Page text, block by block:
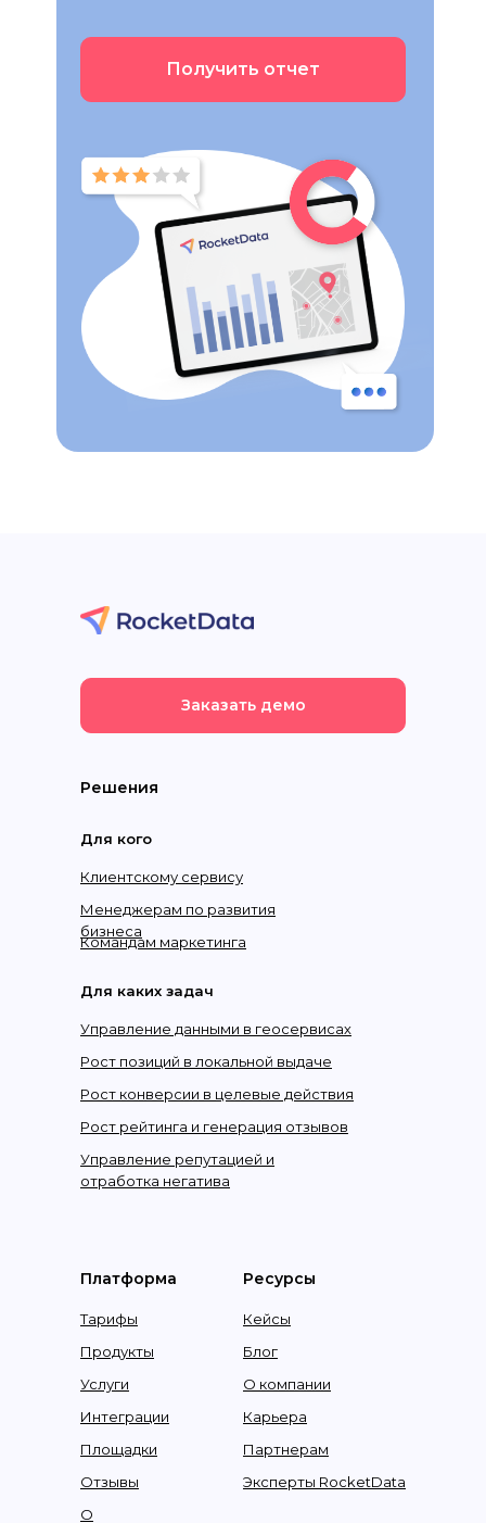
Получить отчет
Для кого
Клиентскому сервису
Командам маркетинга
Менеджерам по развития
бизнеса
Решения
Для каких задач
Управление данными в геосервисах
Управление репутацией и
отработка негатива
Рост позиций в локальной выдаче
Рост конверсии в целевые действия
Рост рейтинга и генерация отзывов
Ресурсы
О компании
Кейсы
Блог
Эксперты RocketData
Партнерам
Карьера
Платформа
Продукты
Тарифы
О
Отзывы
Площадки
Услуги
Интеграции
Заказать демо